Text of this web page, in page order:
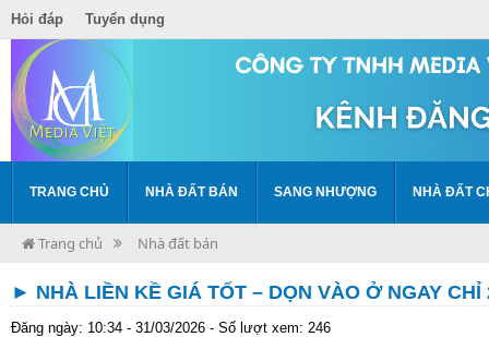
Hỏi đáp Tuyển dụng
TRANG CHỦ NHÀ ĐẤT BÁN SANG NHƯỢNG NHÀ ĐẤT
Trang chủ Nhà đất bán
► NHÀ LIỀN KỀ GIÁ TỐT – DỌN VÀO Ở NGAY CHỈ
Đăng ngày: 10:34 - 31/03/2026 - Số lượt xem: 246